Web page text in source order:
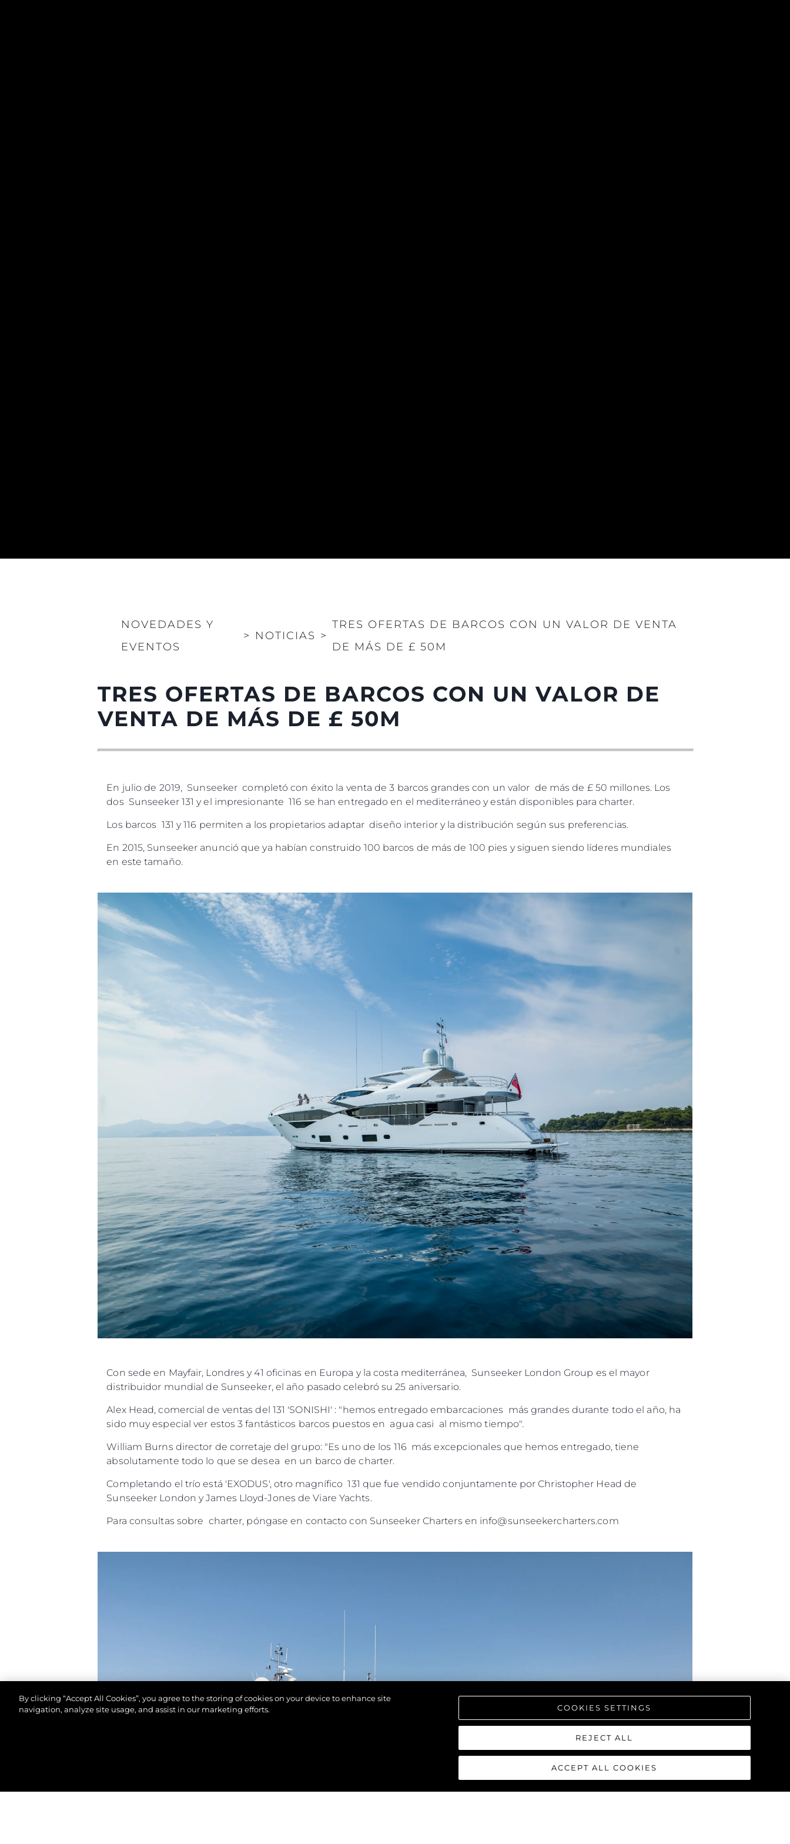
NOVEDADES Y
EVENTOS
> NOTICIAS >
TRES OFERTAS DE BARCOS CON UN VALOR DE VENTA
DE MÁS DE £ 50M
TRES OFERTAS DE BARCOS CON UN VALOR DE
VENTA DE MÁS DE £ 50M
En julio de 2019, Sunseeker completó con éxito la venta de 3 barcos grandes con un valor de más de £ 50 millones. Los
dos Sunseeker 131 y el impresionante 116 se han entregado en el mediterráneo y están disponibles para charter.
Los barcos 131 y 116 permiten a los propietarios adaptar diseño interior y la distribución según sus preferencias.
En 2015, Sunseeker anunció que ya habían construido 100 barcos de más de 100 pies y siguen siendo líderes mundiales
en este tamaño.
Con sede en Mayfair, Londres y 41 oficinas en Europa y la costa mediterránea, Sunseeker London Group es el mayor
distribuidor mundial de Sunseeker, el año pasado celebró su 25 aniversario.
Alex Head, comercial de ventas del 131 'SONISHI' : "hemos entregado embarcaciones más grandes durante todo el año, ha
sido muy especial ver estos 3 fantásticos barcos puestos en agua casi al mismo tiempo".
William Burns director de corretaje del grupo: "Es uno de los 116 más excepcionales que hemos entregado, tiene
absolutamente todo lo que se desea en un barco de charter.
Completando el trío está 'EXODUS', otro magnífico 131 que fue vendido conjuntamente por Christopher Head de
Sunseeker London y James Lloyd-Jones de Viare Yachts.
Para consultas sobre charter, póngase en contacto con Sunseeker Charters en info@sunseekercharters.com
Mapa
POLÍTICA DE PRIVACIDAD
DECLARACIÓN EN CONTRA
TERMINOS Y CONDICIONES
POLÍTICA DE COOKIES
OFERTAS DE TRABAJO
Brokerage
Eventos
Innovación
Estilo De Vida
Valore Su Embarcación
By clicking “Accept All Cookies”, you agree to the storing of cookies on your device to enhance site
navigation, analyze site usage, and assist in our marketing efforts.
COOKIES SETTINGS
REJECT ALL
ACCEPT ALL COOKIES